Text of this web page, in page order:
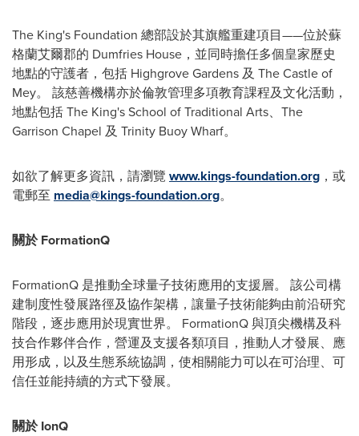
The King's Foundation 總部設於其旗艦重建項目——位於蘇
格蘭艾爾郡的 Dumfries House，並同時擔任多個皇家歷史
地點的守護者，包括 Highgrove Gardens 及 The Castle of
Mey。 該慈善機構亦於倫敦管理多項教育課程及文化活動，
地點包括 The King's School of Traditional Arts、The
Garrison Chapel 及 Trinity Buoy Wharf。
如欲了解更多資訊，請瀏覽 www.kings-foundation.org ，或
電郵至 media@kings-foundation.org。
關於 FormationQ
FormationQ 是推動全球量子技術應用的支援層。 該公司構
建制度性發展路徑及協作架構，讓量子技術能夠由前沿研究
階段，逐步應用於現實世界。 FormationQ 與頂尖機構及科
技合作夥伴合作，營運及支援各類項目，推動人才發展、應
用形成，以及生態系統協調，使相關能力可以在可治理、可
信任並能持續的方式下發展。
關於 IonQ